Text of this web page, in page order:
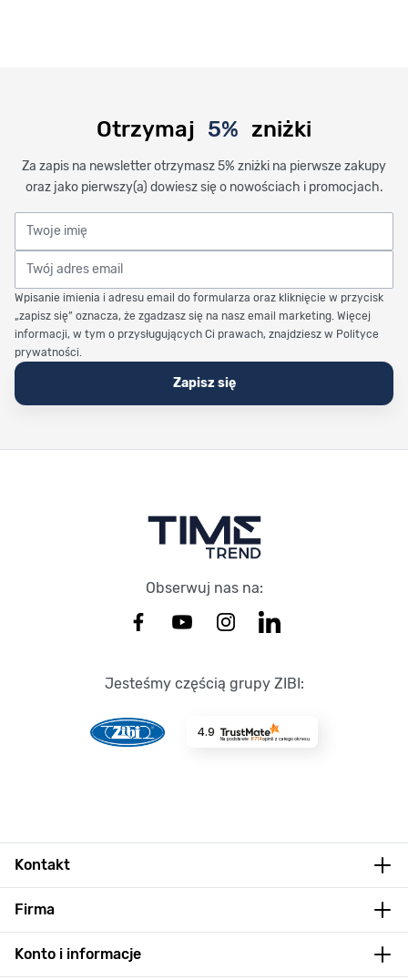
Otrzymaj 5% zniżki
Za zapis na newsletter otrzymasz 5% zniżki na pierwsze zakupy
oraz jako pierwszy(a) dowiesz się o nowościach i promocjach.
Twoje imię
Twój adres email
Wpisanie imienia i adresu email do formularza oraz kliknięcie w przycisk
„zapisz się” oznacza, że zgadzasz się na nasz email marketing. Więcej
informacji, w tym o przysługujących Ci prawach, znajdziesz w Polityce
prywatności.
Zapisz się
Obserwuj nas na:
Jesteśmy częścią grupy ZIBI:
4.9
Na podstawie 8714opinii z całego okresu
Kontakt
Firma
Konto i informacje